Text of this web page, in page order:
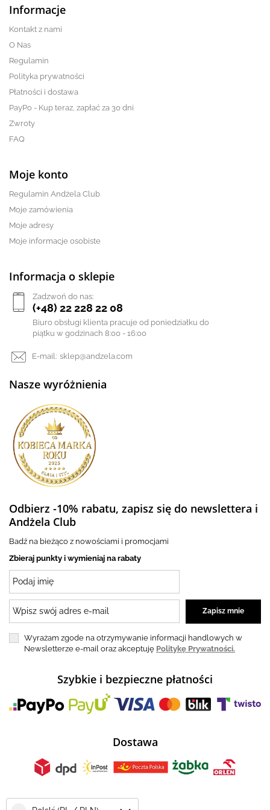
Informacje
Kontakt z nami
O Nas
Regulamin
Polityka prywatności
Płatności i dostawa
PayPo - Kup teraz, zapłać za 30 dni
Zwroty
FAQ
Moje konto
Regulamin Andżela Club
Moje zamówienia
Moje adresy
Moje informacje osobiste
Informacja o sklepie
Zadzwoń do nas:
(+48) 22 228 22 08
Biuro obsługi klienta pracuje od poniedziałku do
piątku w godzinach 8:00 - 16:00
E-mail: sklep@andzela.com
Nasze wyróżnienia
Odbierz -10% rabatu, zapisz się do newslettera i
Andżela Club
Badź na bieżąco z nowościami i promocjami
Zbieraj punkty i wymieniaj na rabaty
Wyrażam zgode na otrzymywanie informacji handlowych w
Newsletterze e-mail oraz akceptuję Politykę Prywatności.
Szybkie i bezpieczne płatności
Dostawa